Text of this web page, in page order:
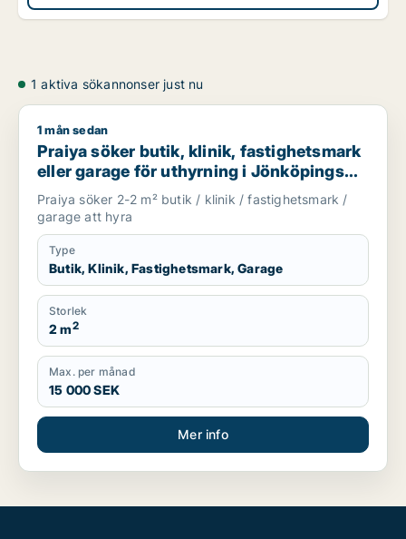
1 aktiva sökannonser just nu
Praiya söker butik, klinik, fastighetsmark eller garage för
1 mån sedan
Praiya söker butik, klinik, fastighetsmark
eller garage för uthyrning i Jönköpings
län
Praiya söker 2-2 m² butik / klinik / fastighetsmark /
garage att hyra
Type
Butik, Klinik, Fastighetsmark, Garage
Storlek
2 m2
Max. per månad
15 000 SEK
Mer info